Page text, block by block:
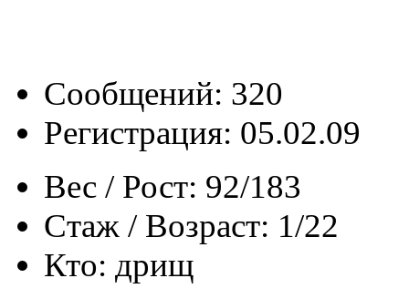
Сообщений: 320
Регистрация: 05.02.09
Вес / Рост: 92/183
Стаж / Возраст: 1/22
Кто: дрищ